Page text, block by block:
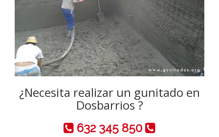
¿Necesita realizar un gunitado en
Dosbarrios ?
632 345 850